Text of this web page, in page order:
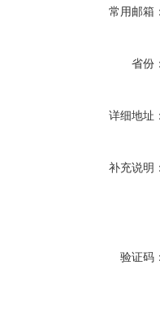
常用邮箱
省份
详细地址
补充说明
验证码